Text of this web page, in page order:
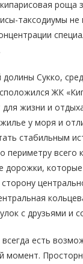
роща
таксодиумы не
Сукко,
ЖК
жизни и
у моря и
стабильным
периметру всего
дорожки,
с друзьями и
есть
момент.